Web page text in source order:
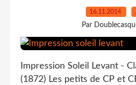
16.11.2014
Par
Impression Soleil Levant -
(1872) Les petits de CP et